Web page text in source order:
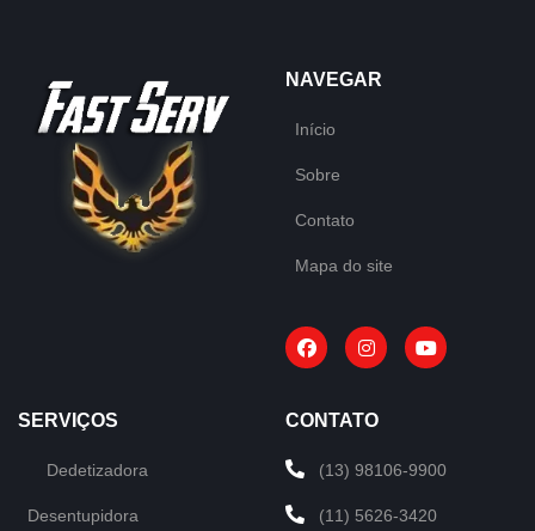
NAVEGAR
Início
Sobre
Contato
Mapa do site
SERVIÇOS
Dedetizadora
Desentupidora
CONTATO
(13) 98106-9900
(11) 5626-3420